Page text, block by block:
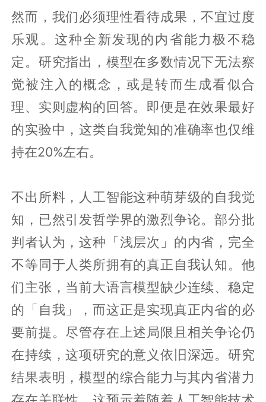
然而，我们必须理性看待成果，不宜过度
乐观。这种全新发现的内省能力极不稳
定。研究指出，模型在多数情况下无法察
觉被注入的概念，或是转而生成看似合
理、实则虚构的回答。即便是在效果最好
的实验中，这类自我觉知的准确率也仅维
持在20%左右。
不出所料，人工智能这种萌芽级的自我觉
知，已然引发哲学界的激烈争论。部分批
判者认为，这种「浅层次」的内省，完全
不等同于人类所拥有的真正自我认知。他
们主张，当前大语言模型缺少连续、稳定
的「自我」，而这正是实现真正内省的必
要前提。尽管存在上述局限且相关争论仍
在持续，这项研究的意义依旧深远。研究
结果表明，模型的综合能力与其内省潜力